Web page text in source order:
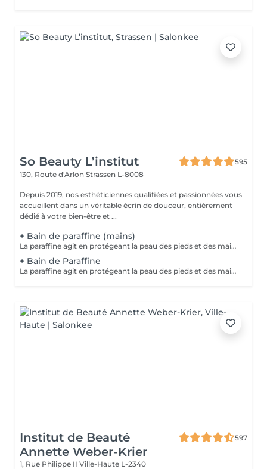
So Beauty L’institut
595
130, Route d'Arlon Strassen L-8008
Depuis 2019, nos esthéticiennes qualifiées et passionnées vous
accueillent dans un véritable écrin de douceur, entièrement
dédié à votre bien-être et ...
+ Bain de paraffine (mains)
La paraffine agit en protégeant la peau des pieds et des mains contre les agressions extérieures. Sa capacité de rétention d'eau favorise l'hydratation de la peau. Le traitement à la paraffine est idéal pour avoir des membres lisses. En effet, ce produit procure un effet rajeunissant à la peau, en plus de l'adoucir. Ce traitement est ainsi surtout recommandé à toute personne ayant la peau sèche.
+ Bain de Paraffine
La paraffine agit en protégeant la peau des pieds et des mains contre les agressions extérieures. Sa capacité de rétention d'eau favorise l'hydratation de la peau. Le traitement à la paraffine est idéal pour avoir des membres lisses. En effet, ce produit procure un effet rajeunissant à la peau, en plus de l'adoucir. Ce traitement est ainsi surtout recommandé à toute personne ayant la peau sèche.
Institut de Beauté
Annette Weber-Krier
597
1, Rue Philippe II Ville-Haute L-2340